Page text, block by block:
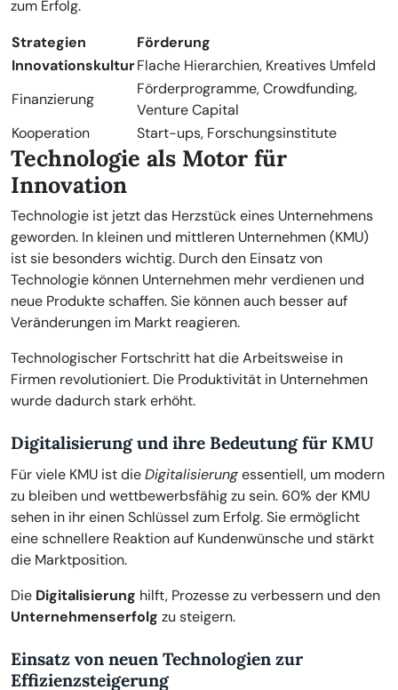
zum Erfolg.
Strategien
Förderung
InnovationskulturFlache Hierarchien, Kreatives Umfeld
Finanzierung
Förderprogramme, Crowdfunding,
Venture Capital
Kooperation
Start-ups, Forschungsinstitute
Technologie als Motor für
Innovation
Technologie ist jetzt das Herzstück eines Unternehmens
geworden. In kleinen und mittleren Unternehmen (KMU)
ist sie besonders wichtig. Durch den Einsatz von
Technologie können Unternehmen mehr verdienen und
neue Produkte schaffen. Sie können auch besser auf
Veränderungen im Markt reagieren.
Technologischer Fortschritt hat die Arbeitsweise in
Firmen revolutioniert. Die Produktivität in Unternehmen
wurde dadurch stark erhöht.
Digitalisierung und ihre Bedeutung für KMU
Für viele KMU ist dieDigitalisierungessentiell, um modern
zu bleiben und wettbewerbsfähig zu sein. 60% der KMU
sehen in ihr einen Schlüssel zum Erfolg. Sie ermöglicht
eine schnellere Reaktion auf Kundenwünsche und stärkt
die Marktposition.
Die Digitalisierung hilft, Prozesse zu verbessern und den
Unternehmenserfolg zu steigern.
Einsatz von neuen Technologien zur
Effizienzsteigerung